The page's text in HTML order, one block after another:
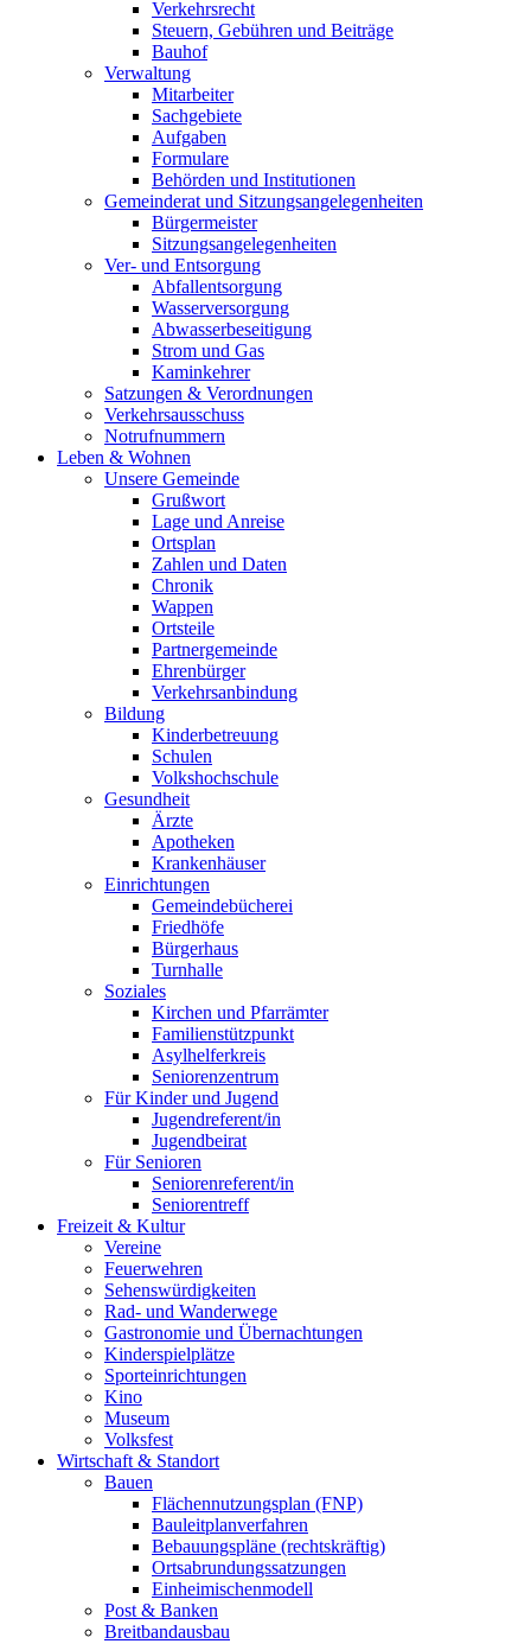
Verkehrsrecht
Steuern, Gebühren und Beiträge
Bauhof
Verwaltung
Mitarbeiter
Sachgebiete
Aufgaben
Formulare
Behörden und Institutionen
Gemeinderat und Sitzungsangelegenheiten
Bürgermeister
Sitzungsangelegenheiten
Ver- und Entsorgung
Abfallentsorgung
Wasserversorgung
Abwasserbeseitigung
Strom und Gas
Kaminkehrer
Satzungen & Verordnungen
Verkehrsausschuss
Notrufnummern
Leben & Wohnen
Unsere Gemeinde
Grußwort
Lage und Anreise
Ortsplan
Zahlen und Daten
Chronik
Wappen
Ortsteile
Partnergemeinde
Ehrenbürger
Verkehrsanbindung
Bildung
Kinderbetreuung
Schulen
Volkshochschule
Gesundheit
Ärzte
Apotheken
Krankenhäuser
Einrichtungen
Gemeindebücherei
Friedhöfe
Bürgerhaus
Turnhalle
Soziales
Kirchen und Pfarrämter
Familienstützpunkt
Asylhelferkreis
Seniorenzentrum
Für Kinder und Jugend
Jugendreferent/in
Jugendbeirat
Für Senioren
Seniorenreferent/in
Seniorentreff
Freizeit & Kultur
Vereine
Feuerwehren
Sehenswürdigkeiten
Rad- und Wanderwege
Gastronomie und Übernachtungen
Kinderspielplätze
Sporteinrichtungen
Kino
Museum
Volksfest
Wirtschaft & Standort
Bauen
Flächennutzungsplan (FNP)
Bauleitplanverfahren
Bebauungspläne (rechtskräftig)
Ortsabrundungssatzungen
Einheimischenmodell
Post & Banken
Breitbandausbau